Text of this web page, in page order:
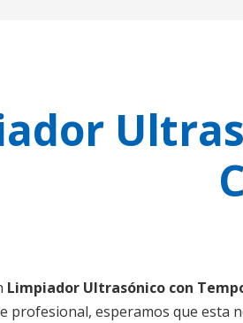
Limpiador Ultrasónico con
profesional, esperamos que